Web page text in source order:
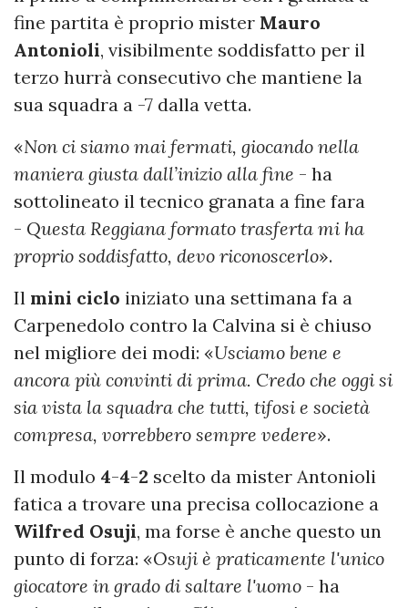
fine partita è proprio mister Mauro
Antonioli, visibilmente soddisfatto per il
terzo hurrà consecutivo che mantiene la
sua squadra a -7 dalla vetta.
«Non ci siamo mai fermati, giocando nella
maniera giusta dall’inizio alla fine - ha
sottolineato il tecnico granata a fine fara
- Questa Reggiana formato trasferta mi ha
proprio soddisfatto, devo riconoscerlo».
Il mini ciclo iniziato una settimana fa a
Carpenedolo contro la Calvina si è chiuso
nel migliore dei modi: «Usciamo bene e
ancora più convinti di prima. Credo che oggi si
sia vista la squadra che tutti, tifosi e società
compresa, vorrebbero sempre vedere».
Il modulo 4-4-2 scelto da mister Antonioli
fatica a trovare una precisa collocazione a
Wilfred Osuji, ma forse è anche questo un
punto di forza: «Osuji è praticamente l'unico
giocatore in grado di saltare l'uomo - ha